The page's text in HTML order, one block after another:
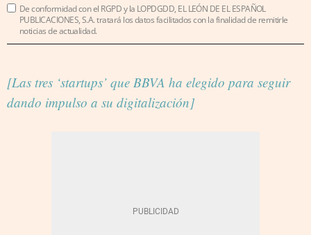
De conformidad con el RGPD y la LOPDGDD, EL LEÓN DE EL ESPAÑOL
PUBLICACIONES, S.A. tratará los datos facilitados con la finalidad de remitirle
noticias de actualidad.
[Las tres ‘startups’ que BBVA ha elegido para seguir
dando impulso a su digitalización]